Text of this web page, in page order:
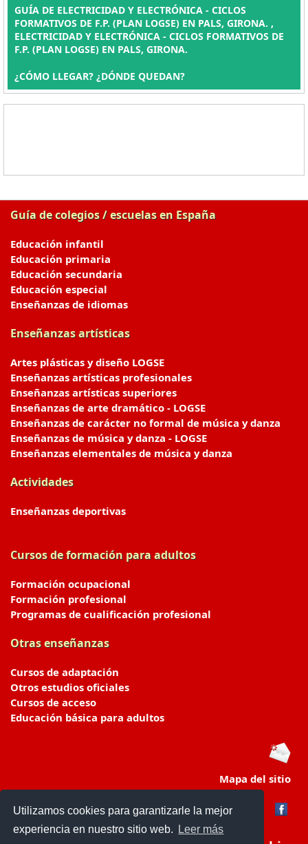
Utilizamos cookies para garantizarle la mejor
experiencia en nuestro sitio web.
Leer más
GUÍA DE ELECTRICIDAD Y ELECTRÓNICA - CICLOS
FORMATIVOS DE F.P. (PLAN LOGSE) EN PALS, GIRONA. ,
ELECTRICIDAD Y ELECTRÓNICA - CICLOS FORMATIVOS DE
F.P. (PLAN LOGSE) EN PALS, GIRONA.
¿CÓMO LLEGAR? ¿DÓNDE QUEDAN?
Guía de colegios / escuelas en España
Educación infantil
Educación primaria
Educación secundaria
Educación especial
Enseñanzas de idiomas
Enseñanzas artísticas
Artes plásticas y diseño LOGSE
Enseñanzas artísticas profesionales
Enseñanzas artísticas superiores
Enseñanzas de arte dramático - LOGSE
Enseñanzas de carácter no formal de música y danza
Enseñanzas de música y danza - LOGSE
Enseñanzas elementales de música y danza
Actividades
Enseñanzas deportivas
Cursos de formación para adultos
Formación ocupacional
Formación profesional
Programas de cualificación profesional
Otras enseñanzas
Cursos de adaptación
Otros estudios oficiales
Cursos de acceso
Educación básica para adultos
Mapa del sitio